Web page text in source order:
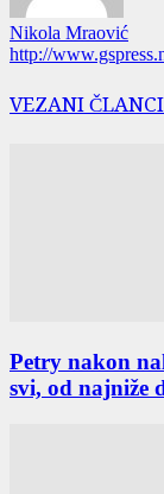
Nikola Mraović
http://
VEZANI ČLANCI
Petry nakon
svi, od najniže